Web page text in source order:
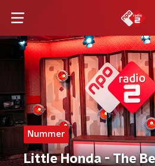
Nummer
Little Honda - The